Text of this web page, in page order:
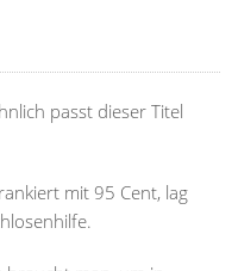
passt dieser Titel
mit 95 Cent, lag